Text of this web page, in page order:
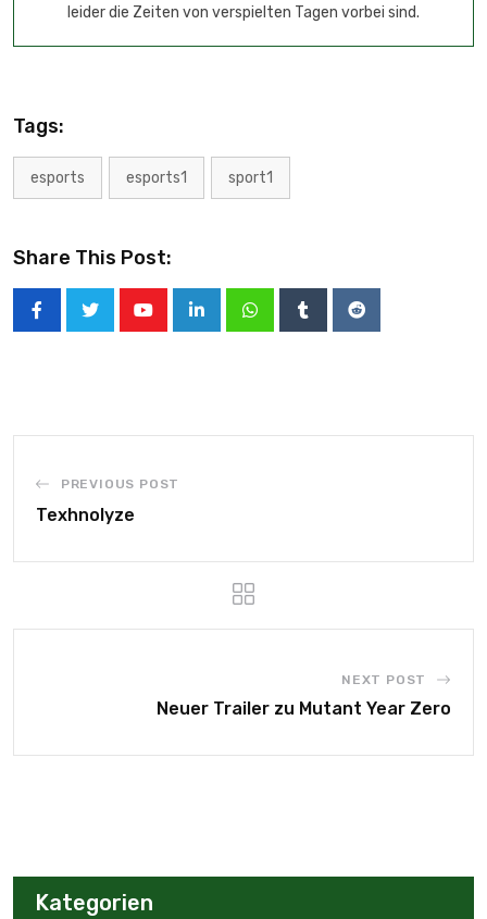
leider die Zeiten von verspielten Tagen vorbei sind.
Tags:
esports esports1 sport1
Share This Post:
PREVIOUS POST
Texhnolyze
NEXT POST
Neuer Trailer zu Mutant Year Zero
Kategorien